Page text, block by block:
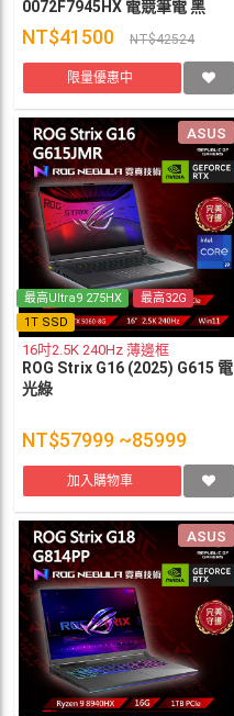
0072F7945HX 電競筆電 黑
NT$41500 NT$42524
限量優惠中
ASUS
最高Ultra9 275HX
最高32G
1T SSD
16吋2.5K 240Hz 薄邊框
ROG Strix G16 (2025) G615 電
光綠
NT$57999 ~85999
加入購物車
ASUS